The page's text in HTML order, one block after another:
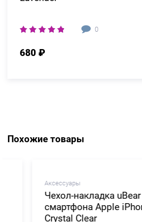
0
680 ₽
Похожие товары